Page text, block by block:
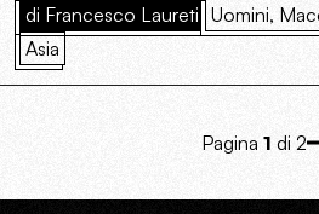
di Francesco Laureti Uomini,
Asia
Pagina 1 di 2